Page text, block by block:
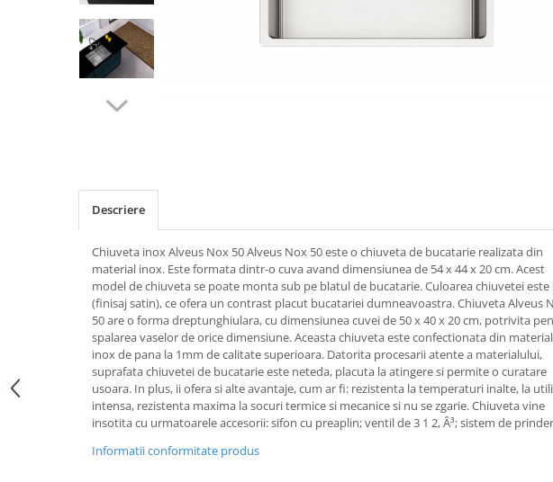
Descriere
Chiuveta inox Alveus Nox 50 Alveus Nox 50 este o chiuveta de bucatarie realizata din
material inox. Este formata dintr-o cuva avand dimensiunea de 54 x 44 x 20 cm. Acest
model de chiuveta se poate monta sub pe blatul de bucatarie. Culoarea chiuvetei
(finisaj satin), ce ofera un contrast placut bucatariei dumneavoastra. Chiuveta Alveus
50 are o forma dreptunghiulara, cu dimensiunea cuvei de 50 x 40 x 20 cm, potrivita
spalarea vaselor de orice dimensiune. Aceasta chiuveta este confectionata din material
inox de pana la 1mm de calitate superioara. Datorita procesarii atente a materialului,
suprafata chiuvetei de bucatarie este neteda, placuta la atingere si permite o curatare
usoara. In plus, ii ofera si alte avantaje, cum ar fi: rezistenta la temperaturi inalte, la
intensa, rezistenta maxima la socuri termice si mecanice si nu se zgarie. Chiuveta vine
insotita cu urmatoarele accesorii: sifon cu preaplin; ventil de 3 1 2, Â³; sistem de
Informatii conformitate produs